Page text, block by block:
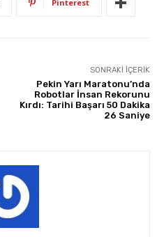
Pinterest
SONRAKI İÇERIK
Pekin Yarı Maratonu’nda
Robotlar İnsan Rekorunu
Kırdı: Tarihi Başarı 50 Dakika
26 Saniye